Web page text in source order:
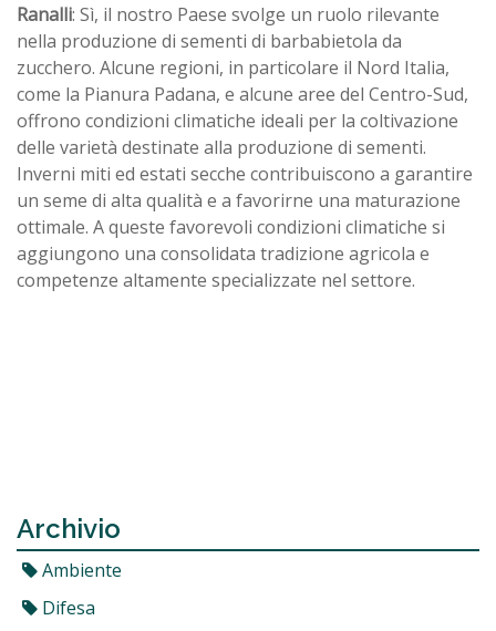
Ranalli: Sì, il nostro Paese svolge un ruolo rilevante
nella produzione di sementi di barbabietola da
zucchero. Alcune regioni, in particolare il Nord Italia,
come la Pianura Padana, e alcune aree del Centro-Sud,
offrono condizioni climatiche ideali per la coltivazione
delle varietà destinate alla produzione di sementi.
Inverni miti ed estati secche contribuiscono a garantire
un seme di alta qualità e a favorirne una maturazione
ottimale. A queste favorevoli condizioni climatiche si
aggiungono una consolidata tradizione agricola e
competenze altamente specializzate nel settore.
Archivio
Ambiente
Difesa